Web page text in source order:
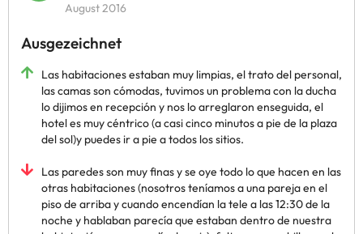
August 2016
Ausgezeichnet
Las habitaciones estaban muy limpias, el trato del personal,
las camas son cómodas, tuvimos un problema con la ducha
lo dijimos en recepción y nos lo arreglaron enseguida, el
hotel es muy céntrico (a casi cinco minutos a pie de la plaza
del sol)y puedes ir a pie a todos los sitios.
Las paredes son muy finas y se oye todo lo que hacen en las
otras habitaciones (nosotros teníamos a una pareja en el
piso de arriba y cuando encendían la tele a las 12:30 de la
noche y hablaban parecía que estaban dentro de nuestra